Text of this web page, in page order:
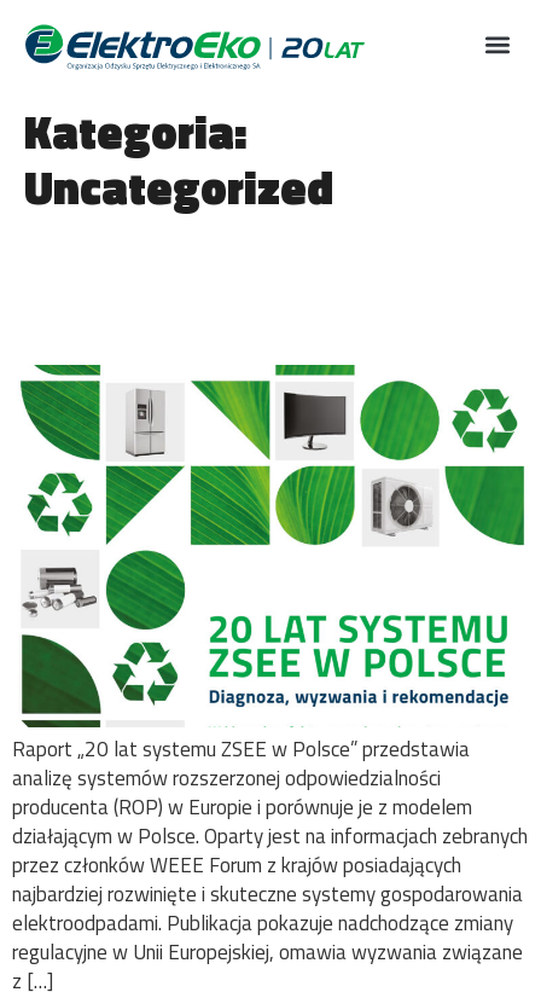
Kategoria:
Uncategorized
Raport „20 lat systemu ZSEE w Polsce” przedstawia
analizę systemów rozszerzonej odpowiedzialności
producenta (ROP) w Europie i porównuje je z modelem
działającym w Polsce. Oparty jest na informacjach zebranych
przez członków WEEE Forum z krajów posiadających
najbardziej rozwinięte i skuteczne systemy gospodarowania
elektroodpadami. Publikacja pokazuje nadchodzące zmiany
regulacyjne w Unii Europejskiej, omawia wyzwania związane
z […]